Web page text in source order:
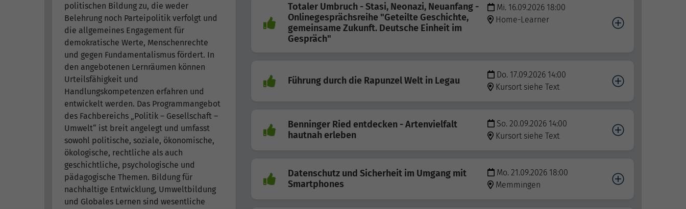
politischen Bildung zu, die weder
Belehrung noch Parteipolitik verfolgt und
die allgemeines Engagement für
demokratische Werte, Menschenrechte
und gegen Fundamentalismus fördert. In
den angebotenen Lernräumen können
Urteilsfähigkeit und
Handlungskompetenzen erfahren und
entwickelt werden. Das Programmangebot
des Fachbereichs „Politik – Gesellschaft –
Umwelt“ ist breit angelegt und umfasst
sowohl politische, soziale, ökonomische,
ökologische, rechtliche als auch
geschichtliche, psychologische und
pädagogische Themen. Bildung für
nachhaltige Entwicklung, Umweltbildung
und Globales Lernen sind wesentliche
Totaler Umbruch - Stasi, Neonazi, Neuanfang -
Onlinegesprächsreihe "Geteilte Geschichte,
gemeinsame Zukunft. Deutsche Einheit im
Gespräch"
Mi. 16.09.2026 18:00
Home-Learner
Führung durch die Rapunzel Welt in Legau
Do. 17.09.2026 14:00
Kursort siehe Text
Benninger Ried entdecken - Artenvielfalt
hautnah erleben
So. 20.09.2026 14:00
Kursort siehe Text
Datenschutz und Sicherheit im Umgang mit
Smartphones
Mo. 21.09.2026 18:00
Memmingen